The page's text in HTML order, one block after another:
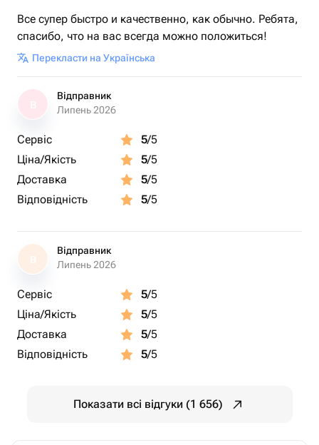
Все супер быстро и качественно, как обычно. Ребята,
спасибо, что на вас всегда можно положиться!
Перекласти на Українська
Відправник
Липень 2026
Сервіс 5/5
Ціна/Якість
5/5
Доставка
5/5
Відповідність
5/5
В
Відправник
Липень 2026
Сервіс 5/5
Ціна/Якість
5/5
Доставка
5/5
Відповідність
5/5
Показати всі відгуки (1 656)